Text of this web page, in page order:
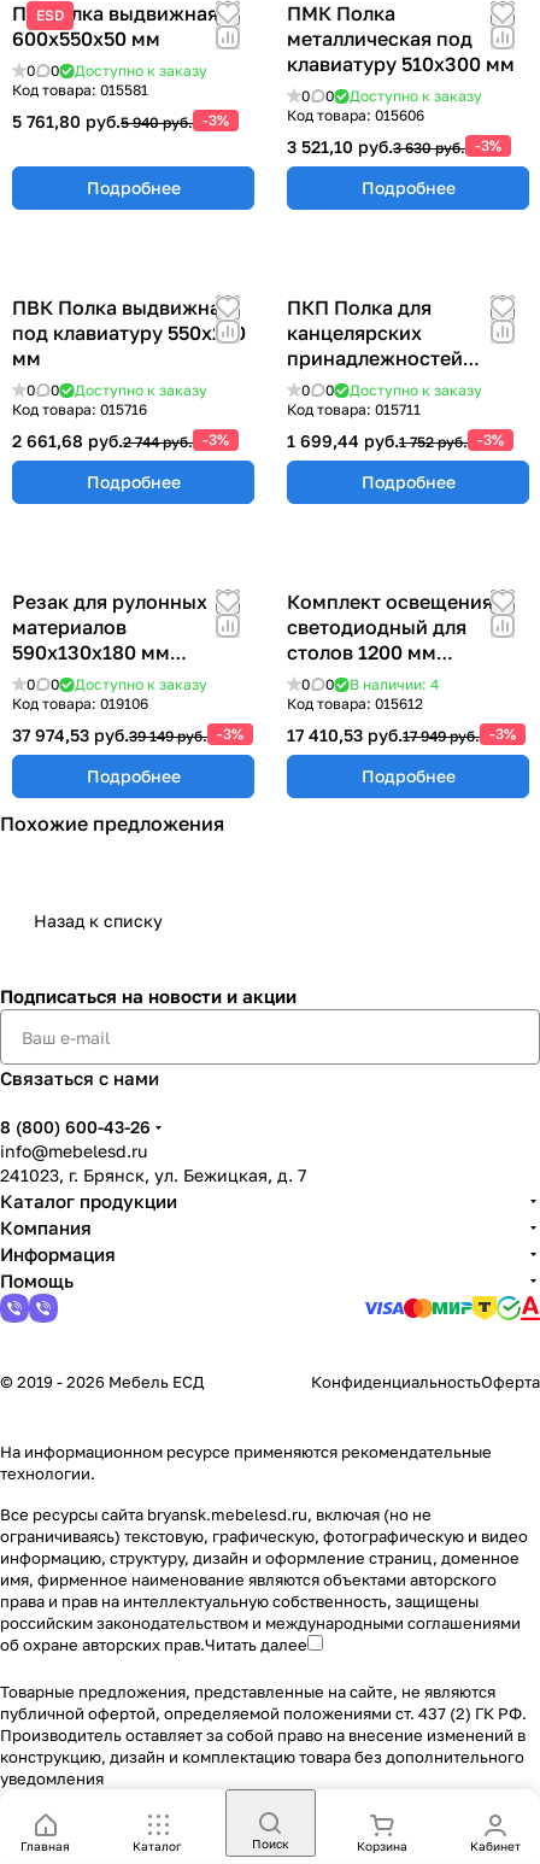
ESD
ПВ Полка выдвижная
600х550х50 мм
0 0
Доступно к заказу
Код товара: 015581
5 761,80 руб.5 940 руб. -3%
Подробнее
ПМК Полка
металлическая под
клавиатуру 510х300 мм
0 0
Доступно к заказу
Код товара: 015606
3 521,10 руб.3 630 руб. -3%
Подробнее
ПВК Полка выдвижная
под клавиатуру 550х250
мм
0 0
Доступно к заказу
Код товара: 015716
2 661,68 руб.2 744 руб. -3%
Подробнее
ПКП Полка для
канцелярских
принадлежностей
300х100 мм
0 0
Доступно к заказу
Код товара: 015711
1 699,44 руб.1 752 руб. -3%
Подробнее
Резак для рулонных
материалов
590х130х180 мм
РРМ-600
0 0
Доступно к заказу
Код товара: 019106
37 974,53 руб.39 149 руб. -3%
Подробнее
Комплект освещения
светодиодный для
столов 1200 мм
КОС-1200
0 0
В наличии: 4
Код товара: 015612
17 410,53 руб.17 949 руб. -3%
Подробнее
Похожие предложения
Назад к списку
Подписаться на новости и акции
Связаться с нами
8 (800) 600-43-26
info@mebelesd.ru
241023, г. Брянск, ул. Бежицкая, д. 7
Каталог продукции
Компания
Информация
Помощь
© 2019 - 2026 Мебель ЕСД КонфиденциальностьОферта
На информационном ресурсе применяются рекомендательные
технологии.
Все ресурсы сайта bryansk.mebelesd.ru, включая (но не
ограничиваясь) текстовую, графическую, фотографическую и видео
информацию, структуру, дизайн и оформление страниц, доменное
имя, фирменное наименование являются объектами авторского
права и прав на интеллектуальную собственность, защищены
российским законодательством и международными соглашениями
об охране авторских прав.Читать далее
Товарные предложения, представленные на сайте, не являются
публичной офертой, определяемой положениями ст. 437 (2) ГК РФ.
Производитель оставляет за собой право на внесение изменений в
конструкцию, дизайн и комплектацию товара без дополнительного
уведомления
Главная Каталог Поиск Корзина Кабинет